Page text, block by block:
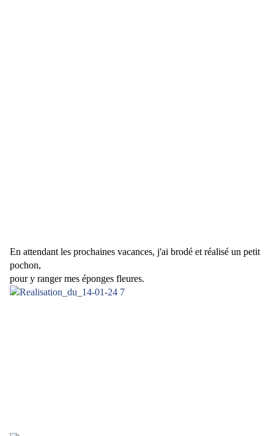
En attendant les prochaines vacances, j'ai brodé et réalisé un petit
pochon,
pour y ranger mes éponges fleures.